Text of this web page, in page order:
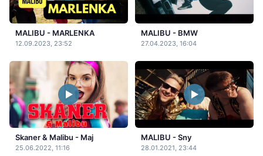
MALIBU - MARLENKA
12.09.2023, 23:52
MALIBU - BMW
27.04.2023, 16:04
Skaner & Malibu - Maj
25.06.2022, 11:16
MALIBU - Sny
28.01.2021, 23:44